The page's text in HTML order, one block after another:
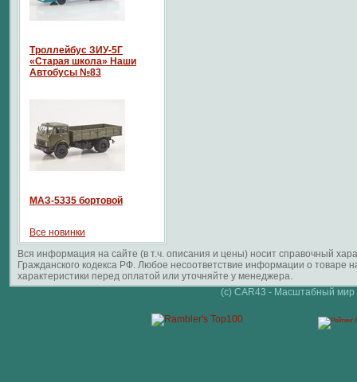
Троллейбус ЗИУ-5Г
«Старая школа» Наши
Автобусы №83
МАЗ-5335 бортовой
Все новинки
Вся информация на сайте (в т.ч. описания и цены) носит справочный
Гражданского кодекса РФ. Любое несоответствие информации о
характеристики перед оплатой или уточняйте у менеджера.
(c) CAR43 - Масштабный мир